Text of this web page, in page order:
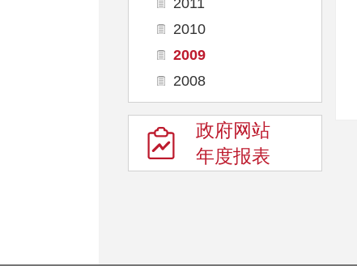
2011
2010
2009
2008
政府网站
年度报表